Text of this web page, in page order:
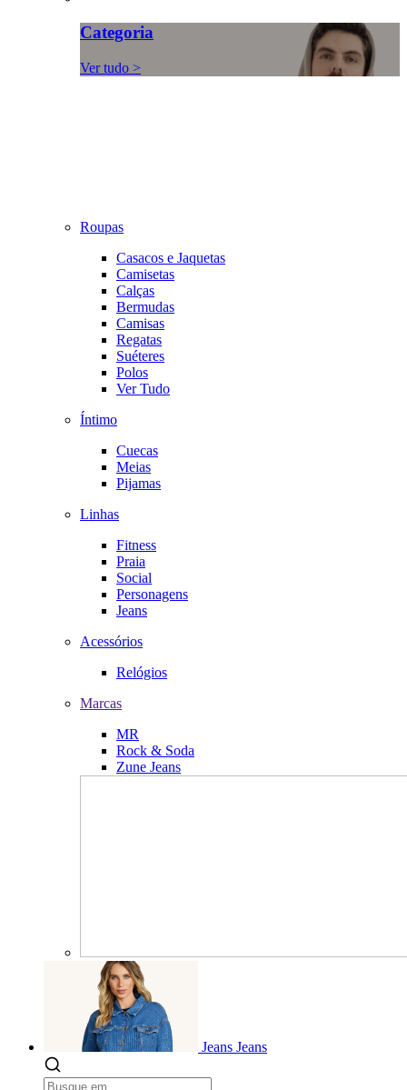
Categoria
Ver tudo >
Roupas
Casacos e Jaquetas
Camisetas
Calças
Bermudas
Camisas
Regatas
Suéteres
Polos
Ver Tudo
Íntimo
Cuecas
Meias
Pijamas
Linhas
Fitness
Praia
Social
Personagens
Jeans
Acessórios
Relógios
Marcas
MR
Rock & Soda
Zune Jeans
Jeans Jeans